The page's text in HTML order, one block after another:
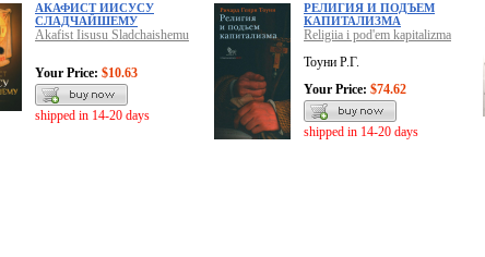
АКАФИСТ ИИСУСУ
СЛАДЧАЙШЕМУ
Akafist Iisusu Sladchaishemu
Your Price: $10.63
shipped in 14-20 days
РЕЛИГИЯ И ПОДЪЕМ
КАПИТАЛИЗМА
Religiia i pod'em kapitalizma
Тоуни Р.Г.
Your Price: $74.62
shipped in 14-20 days